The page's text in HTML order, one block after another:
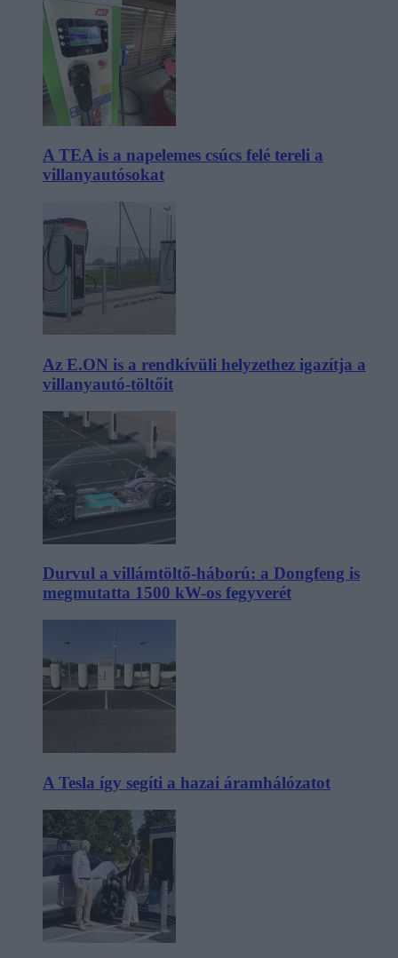
A TEA is a napelemes csúcs felé tereli a
villanyautósokat
Az E.ON is a rendkívüli helyzethez igazítja a
villanyautó-töltőit
Durvul a villámtöltő-háború: a Dongfeng is
megmutatta 1500 kW-os fegyverét
A Tesla így segíti a hazai áramhálózatot